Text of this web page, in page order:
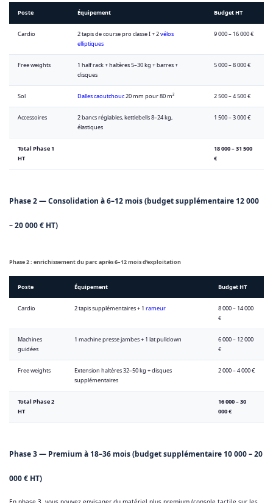
Poste Équipement Budget HT
Cardio 2 tapis de course pro classe I + 2vélos
elliptiques
9 000 – 16 000 €
Free weights
1 half rack + haltères 5–30 kg + barres +
disques
5 000 – 8 000 €
Sol Dalles caoutchouc20 mm pour 80 m² 2 500 – 4 500 €
Accessoires
2 bancs réglables, kettlebells 8–24 kg,
élastiques
1 500 – 3 000 €
Total Phase 1
HT
18 000 – 31 500
€
Phase 2 — Consolidation à 6–12 mois (budget supplémentaire 12 000
– 20 000 € HT)
Phase 2 : enrichissement du parc après 6–12 mois d’exploitation
Poste Équipement Budget HT
Cardio 2 tapis supplémentaires + 1 rameur
8 000 – 14 000
€
Machines
guidées
1 machine presse jambes + 1 lat pulldown
6 000 – 12 000
€
Free weights
Extension haltères 32–50 kg + disques
supplémentaires
2 000 – 4 000 €
Total Phase 2
HT
16 000 – 30
000 €
Phase 3 — Premium à 18–36 mois (budget supplémentaire 10 000 – 20
000 € HT)